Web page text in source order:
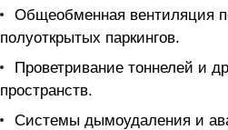
Общеобменная вентиляция
полуоткрытых паркингов.
Проветривание тоннелей и
пространств.
Системы дымоудаления и